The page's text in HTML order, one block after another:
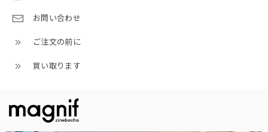
お問い合わせ
ご注文の前に
買い取ります